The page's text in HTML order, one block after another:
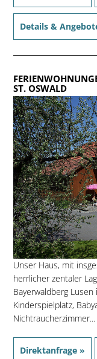
Details &
ST. OSWALD
Unser Haus, mit
herrlicher zentaler
Bayerwaldberg
Kinderspielplatz,
Nichtraucherzimmer...
Direktanfrage »